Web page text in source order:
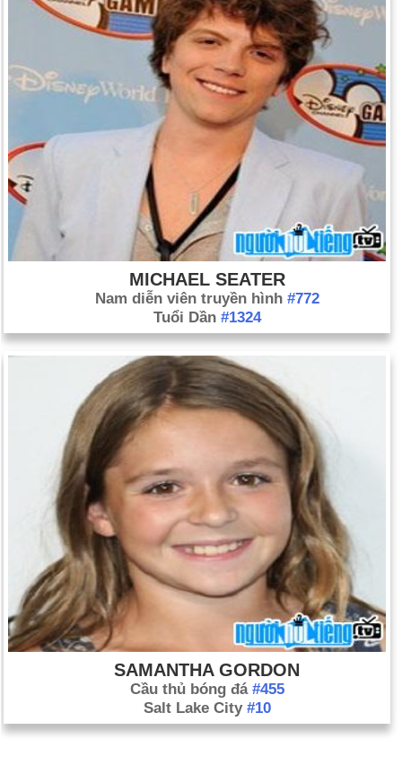
MICHAEL SEATER
Nam diễn viên truyền hình #772
Tuổi Dần #1324
SAMANTHA GORDON
Cầu thủ bóng đá #455
Salt Lake City #10